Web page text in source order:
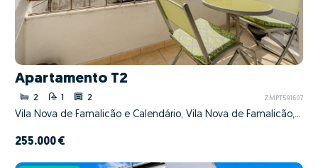
Apartamento T2
2 1 2 ZMPT591607
Vila Nova de Famalicão e Calendário, Vila Nova de Famalicão, Braga
255.000 €